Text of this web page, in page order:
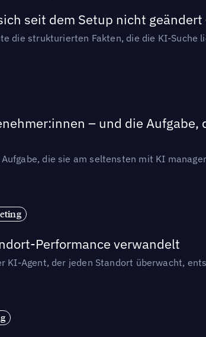
seit dem Setup nicht
die strukturierten Fakten, die die KI-Suche
– und die
die sie am seltensten mit KI
Performance verwandelt
Agent, der jeden Standort überwacht,